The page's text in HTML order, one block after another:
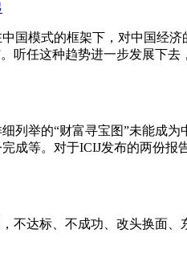
国模式的框架下，对中国经
听任这种趋势进一步发展下去
列举的“财富寻宝图”未能成
成等。对于ICIJ发布的两份报
不达标、不成功、改头换面